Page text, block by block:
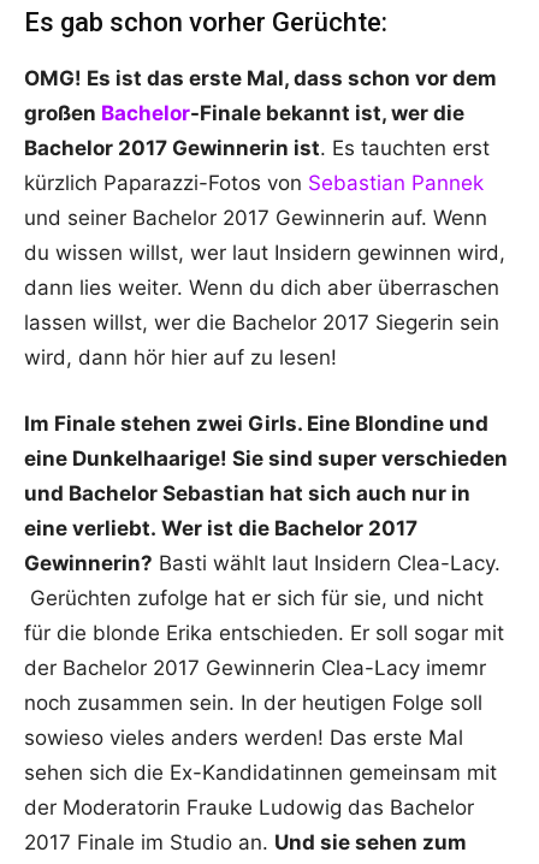
Es gab schon vorher Gerüchte:
OMG! Es ist das erste Mal, dass schon vor dem
großen Bachelor-Finale bekannt ist, wer die
Bachelor 2017 Gewinnerin ist. Es tauchten erst
kürzlich Paparazzi-Fotos von Sebastian Pannek
und seiner Bachelor 2017 Gewinnerin auf. Wenn
du wissen willst, wer laut Insidern gewinnen wird,
dann lies weiter. Wenn du dich aber überraschen
lassen willst, wer die Bachelor 2017 Siegerin sein
wird, dann hör hier auf zu lesen!
Im Finale stehen zwei Girls. Eine Blondine und
eine Dunkelhaarige! Sie sind super verschieden
und Bachelor Sebastian hat sich auch nur in
eine verliebt. Wer ist die Bachelor 2017
Gewinnerin? Basti wählt laut Insidern Clea-Lacy.
Gerüchten zufolge hat er sich für sie, und nicht
für die blonde Erika entschieden. Er soll sogar mit
der Bachelor 2017 Gewinnerin Clea-Lacy imemr
noch zusammen sein. In der heutigen Folge soll
sowieso vieles anders werden! Das erste Mal
sehen sich die Ex-Kandidatinnen gemeinsam mit
der Moderatorin Frauke Ludowig das Bachelor
2017 Finale im Studio an. Und sie sehen zum